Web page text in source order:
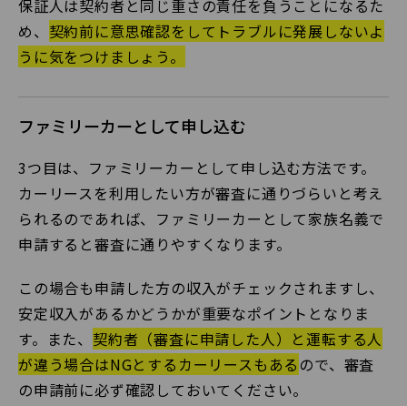
保証人は契約者と同じ重さの責任を負うことになるた
め、 契約前に意思確認をしてトラブルに発展しないよ
うに気をつけましょう。
ファミリーカーとして申し込む
3つ目は、ファミリーカーとして申し込む方法です。
カーリースを利用したい方が審査に通りづらいと考え
られるのであれば、ファミリーカーとして家族名義で
申請すると審査に通りやすくなります。
この場合も申請した方の収入がチェックされますし、
安定収入があるかどうかが重要なポイントとなりま
す。また、 契約者（審査に申請した人）と運転する人
が違う場合はNGとするカーリースもある ので、審査
の申請前に必ず確認しておいてください。